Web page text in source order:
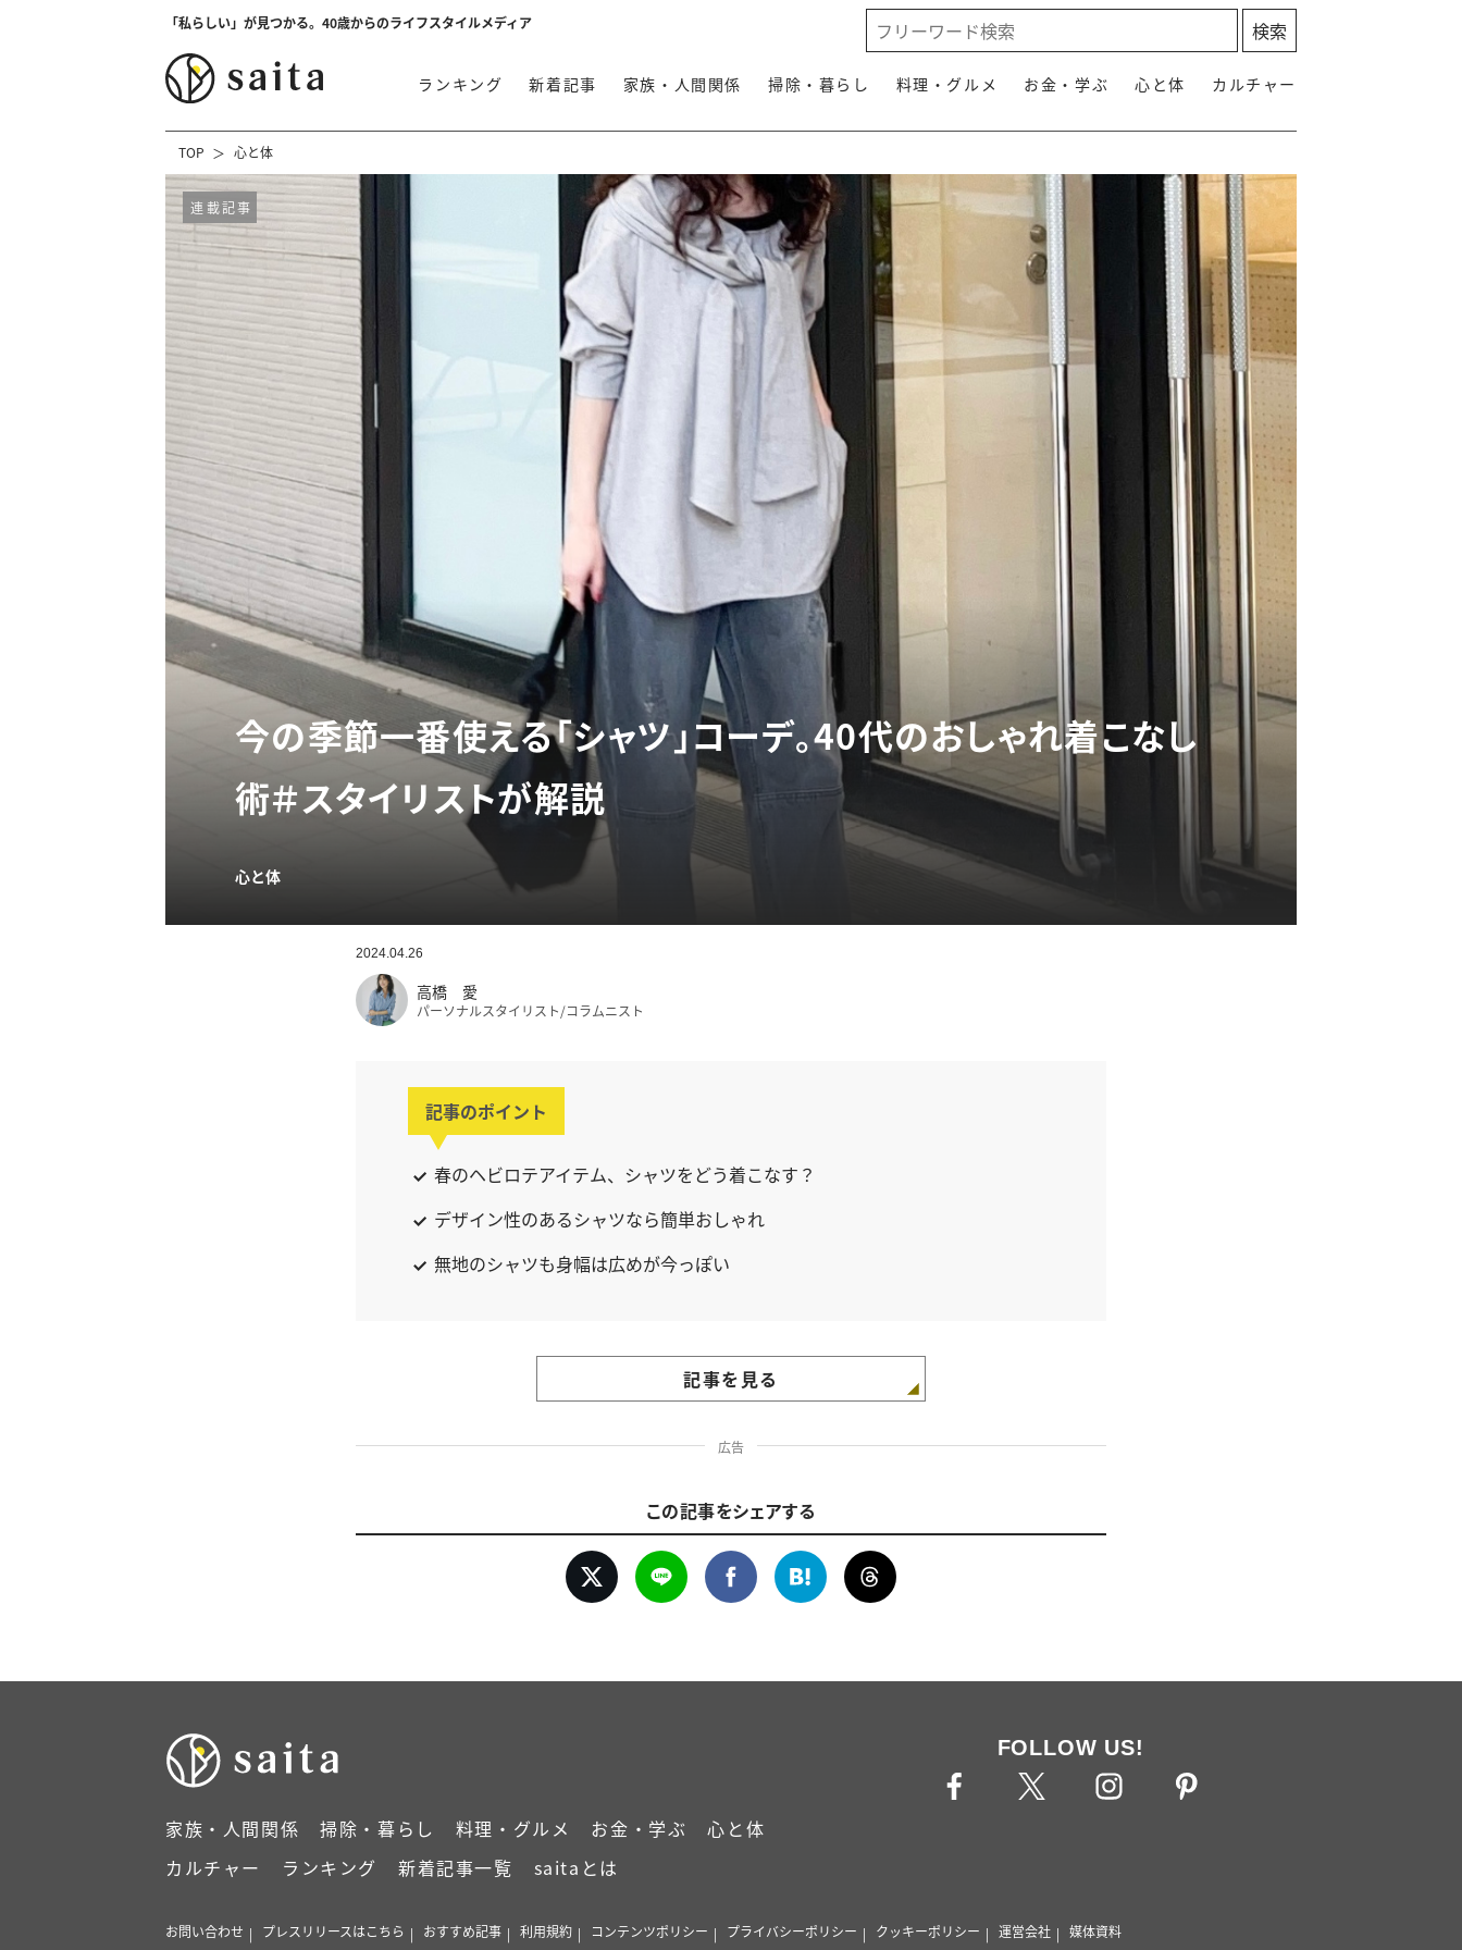
「私らしい」が見つかる。40歳からのライフスタイルメディア
ランキング 新着記事 家族・人間関係 掃除・暮らし 料理・グルメ お金・学ぶ 心と体 カルチャー
TOP 心と体
連載記事
今の季節一番使える「シャツ」コーデ。40代のおしゃれ着こなし
術＃スタイリストが解説
心と体
2024.04.26
高橋 愛
パーソナルスタイリスト/コラムニスト
記事のポイント
春のヘビロテアイテム、シャツをどう着こなす？
デザイン性のあるシャツなら簡単おしゃれ
無地のシャツも身幅は広めが今っぽい
記事を見る
広告
この記事をシェアする
家族・人間関係 掃除・暮らし 料理・グルメ お金・学ぶ
心と体
カルチャー
ランキング 新着記事一覧 saitaとは
FOLLOW US!
お問い合わせ プレスリリースはこちら おすすめ記事 利用規約 コンテンツポリシー プライバシーポリシー クッキーポリシー 運営会社 媒体資料